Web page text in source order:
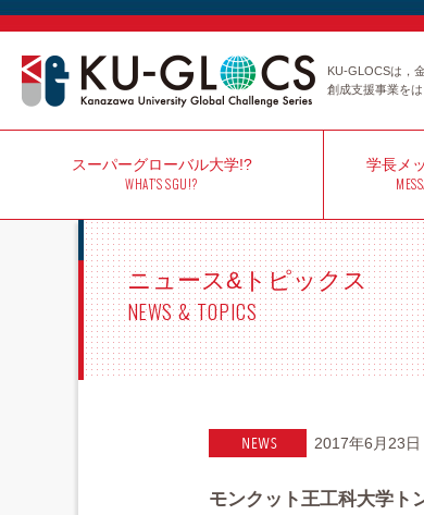
KU-GLOCSは，
創成支援事業を
スーパーグローバル大学!?
WHAT'S SGU!?
学長メ
ニュース&トピックス
NEWS & TOPICS
2017年6月23日
モンクット王工科大学ト